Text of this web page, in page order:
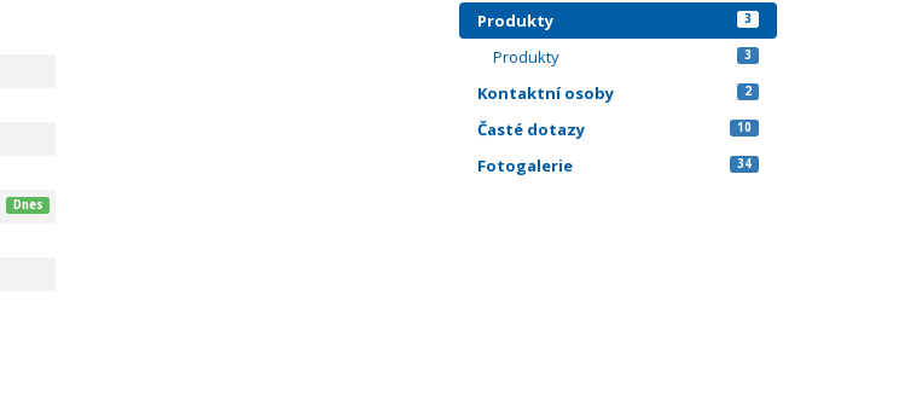
Dnes
Produkty 3
Produkty 3
Kontaktní osoby 2
Časté dotazy 10
Fotogalerie 34